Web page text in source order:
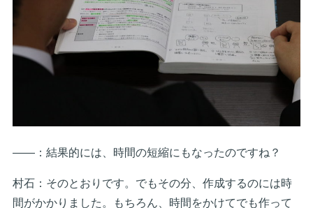
――：結果的には、時間の短縮にもなったのですね？
村石：そのとおりです。でもその分、作成するのには時
間がかかりました。もちろん、時間をかけてでも作って